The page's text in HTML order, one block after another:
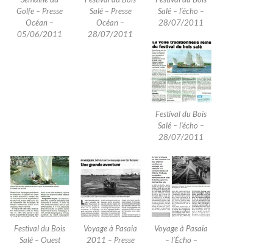
Golfe – Presse
Océan –
05/06/2011
Salé – Presse
Océan –
28/07/2011
Salé – l’écho –
28/07/2011
Festival du Bois
Salé – l’écho –
28/07/2011
Festival du Bois
Salé – Ouest
Voyage à Pasaia
2011 – Presse
Voyage à Pasaia
– l’Écho –